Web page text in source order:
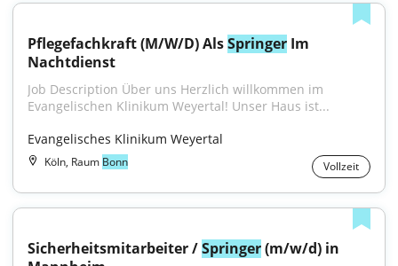
Pflegefachkraft (M/W/D) Als Springer Im
Nachtdienst
Job Description Über uns Herzlich willkommen im
Evangelischen Klinikum Weyertal! Unser Haus ist...
Evangelisches Klinikum Weyertal
Köln, Raum Bonn Vollzeit
Sicherheitsmitarbeiter / Springer (m/w/d) in